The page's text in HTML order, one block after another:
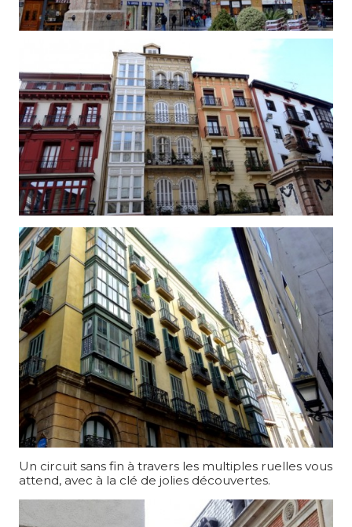
Un circuit sans fin à travers les multiples ruelles vous
attend, avec à la clé de jolies découvertes.